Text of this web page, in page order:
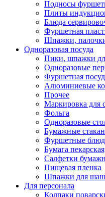
Подносы
Плиты
Блюда
Фуршетная
Шпажки,
Одноразовая посуда
Пики, шпажки
Одноразовые
Фуршетная
Алюминиевые
Прочее
Маркировка для
Фольга
Одноразовые
Бумажные
Фуршетные
Бумага
Салфетки
Пищевая пленка
Шпажки для
Для персонала
Колпаки